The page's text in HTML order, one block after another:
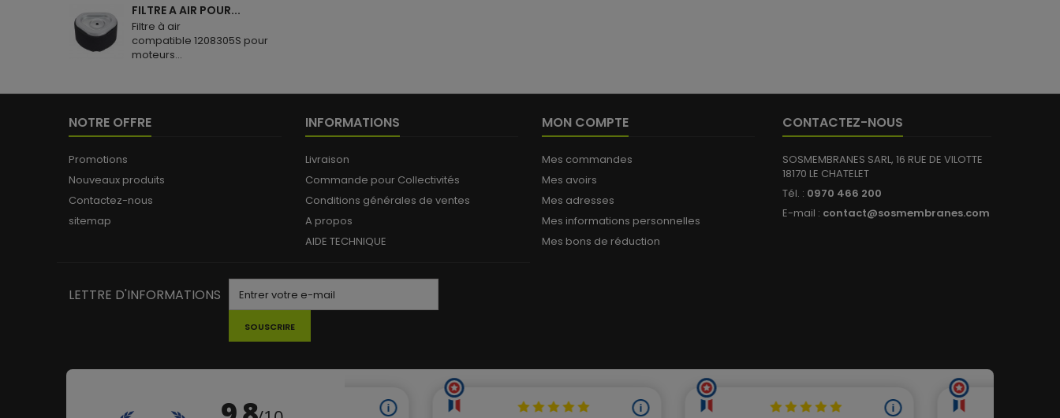
FILTRE A AIR POUR...
Filtre à air
compatible 1208305S pour
moteurs...
NOTRE OFFRE
Promotions
Nouveaux produits
Contactez-nous
sitemap
INFORMATIONS
Livraison
Commande pour Collectivités
Conditions générales de ventes
A propos
AIDE TECHNIQUE
MON COMPTE
Mes commandes
Mes avoirs
Mes adresses
Mes informations personnelles
Mes bons de réduction
CONTACTEZ-NOUS
SOSMEMBRANES SARL, 16 RUE DE VILOTTE
18170 LE CHATELET
Tél. : 0970 466 200
E-mail : contact@sosmembranes.com
LETTRE D'INFORMATIONS
SOUSCRIRE